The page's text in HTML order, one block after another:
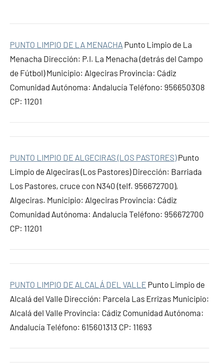
PUNTO LIMPIO DE LA MENACHA Punto Limpio de La
Menacha Dirección: P.I. La Menacha (detrás del Campo
de Fútbol) Municipio: Algeciras Provincia: Cádiz
Comunidad Autónoma: Andalucía Teléfono: 956650308
CP: 11201
PUNTO LIMPIO DE ALGECIRAS (LOS PASTORES)Punto
Limpio de Algeciras (Los Pastores) Dirección: Barriada
Los Pastores, cruce con N340 (telf. 956672700),
Algeciras. Municipio: Algeciras Provincia: Cádiz
Comunidad Autónoma: Andalucia Teléfono: 956672700
CP: 11201
PUNTO LIMPIO DE ALCALÁ DEL VALLE Punto Limpio de
Alcalá del Valle Dirección: Parcela Las Errizas Municipio:
Alcalá del Valle Provincia: Cádiz Comunidad Autónoma:
Andalucía Teléfono: 615601313 CP: 11693